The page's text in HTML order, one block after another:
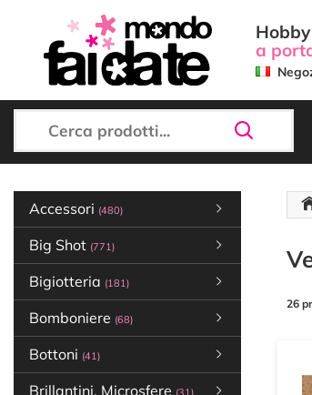
a
Accessori (480)
Big Shot (771)
Bigiotteria (181)
Bomboniere (68)
Bottoni (41)
Brillantini, Microsfere (31)
26